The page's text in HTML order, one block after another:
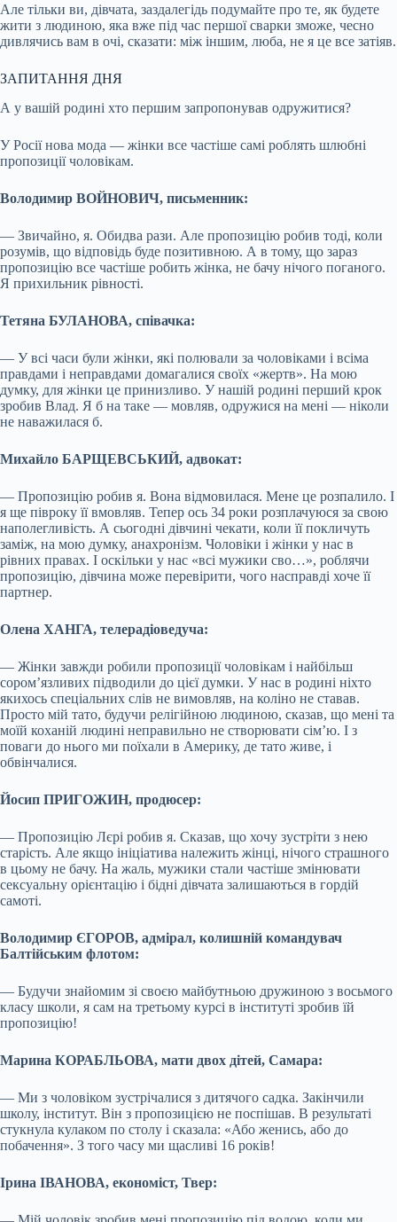
Але тільки ви, дівчата, заздалегідь подумайте про те, як будете
жити з людиною, яка вже під час першої сварки зможе, чесно
дивлячись вам в очі, сказати: між іншим, люба, не я це все затіяв.
ЗАПИТАННЯ ДНЯ
А у вашій родині хто першим запропонував одружитися?
У Росії нова мода — жінки все частіше самі роблять шлюбні
пропозиції чоловікам.
Володимир ВОЙНОВИЧ, письменник:
— Звичайно, я. Обидва рази. Але пропозицію робив тоді, коли
розумів, що відповідь буде позитивною. А в тому, що зараз
пропозицію все частіше робить жінка, не бачу нічого поганого.
Я прихильник рівності.
Тетяна БУЛАНОВА, співачка:
— У всі часи були жінки, які полювали за чоловіками і всіма
правдами і неправдами домагалися своїх «жертв». На мою
думку, для жінки це принизливо. У нашій родині перший крок
зробив Влад. Я б на таке — мовляв, одружися на мені — ніколи
не наважилася б.
Михайло БАРЩЕВСЬКИЙ, адвокат:
— Пропозицію робив я. Вона відмовилася. Мене це розпалило. І
я ще півроку її вмовляв. Тепер ось 34 роки розплачуюся за свою
наполегливість. А сьогодні дівчині чекати, коли її покличуть
заміж, на мою думку, анахронізм. Чоловіки і жінки у нас в
рівних правах. І оскільки у нас «всі мужики сво…», роблячи
пропозицію, дівчина може перевірити, чого насправді хоче її
партнер.
Олена ХАНГА, телерадіоведуча:
— Жінки завжди робили пропозиції чоловікам і найбільш
сором’язливих підводили до цієї думки. У нас в родині ніхто
якихось спеціальних слів не вимовляв, на коліно не ставав.
Просто мій тато, будучи релігійною людиною, сказав, що мені та
моїй коханій людині неправильно не створювати сім’ю. І з
поваги до нього ми поїхали в Америку, де тато живе, і
обвінчалися.
Йосип ПРИГОЖИН, продюсер:
— Пропозицію Лєрі робив я. Сказав, що хочу зустріти з нею
старість. Але якщо ініціатива належить жінці, нічого страшного
в цьому не бачу. На жаль, мужики стали частіше змінювати
сексуальну орієнтацію і бідні дівчата залишаються в гордій
самоті.
Володимир ЄГОРОВ, адмірал, колишній командувач
Балтійським флотом:
— Будучи знайомим зі своєю майбутньою дружиною з восьмого
класу школи, я сам на третьому курсі в інституті зробив їй
пропозицію!
Марина КОРАБЛЬОВА, мати двох дітей, Самара:
— Ми з чоловіком зустрічалися з дитячого садка. Закінчили
школу, інститут. Він з пропозицією не поспішав. В результаті
стукнула кулаком по столу і сказала: «Або женись, або до
побачення». З того часу ми щасливі 16 років!
Ірина ІВАНОВА, економіст, Твер: